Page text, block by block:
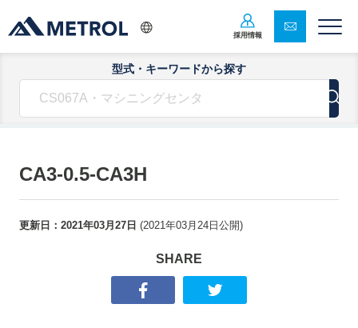
採用情報
型式・キーワードから探す
CA3-0.5-CA3H
更新日： 2021年03月27日 (2021年03月24日 公開)
SHARE